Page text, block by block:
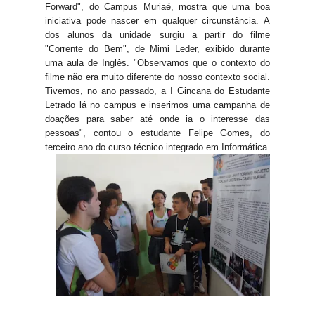
Forward", do Campus Muriaé, mostra que uma boa
iniciativa pode nascer em qualquer circunstância. A
dos alunos da unidade surgiu a partir do filme
"Corrente do Bem", de Mimi Leder, exibido durante
uma aula de Inglês. "Observamos que o contexto do
filme não era muito diferente do nosso contexto social.
Tivemos, no ano passado, a I Gincana do Estudante
Letrado lá no campus e inserimos uma campanha de
doações para saber até onde ia o interesse das
pessoas", contou o estudante Felipe Gomes, do
terceiro ano do curso técnico integrado em Informática.